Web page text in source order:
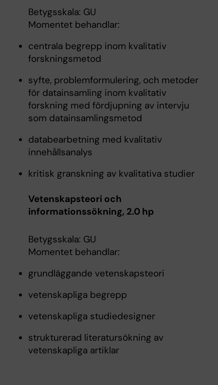
Betygsskala: GU
Momentet behandlar:
centrala begrepp inom kvalitativ
forskningsmetod
syfte, problemformulering, och metoder
för datainsamling inom kvalitativ
forskning med fördjupning av intervju
som datainsamlingsmetod
databearbetning med kvalitativ
innehållsanalys
kritisk granskning av kvalitativa studier
Vetenskapsteori och
informationssökning, 2.0 hp
Betygsskala: GU
Momentet behandlar:
grundläggande vetenskapsteori
vetenskapliga begrepp
vetenskapliga studiedesigner
strukturerad literatursökning av
vetenskapliga artiklar